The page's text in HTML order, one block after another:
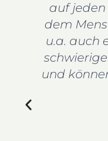
auf
dem
u.a. auch
und